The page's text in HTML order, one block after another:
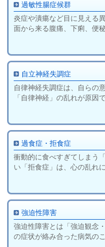
過敏性腸症候群
炎症や潰瘍など目に見える
面から来る腹痛、下痢、便
自立神経失調症
自律神経失調症は、自らの
「自律神経」の乱れが原因
過食症・拒食症
衝動的に食べすぎてしまう
い「拒食症」は、心の乱れ
強迫性障害
強迫性障害とは「強迫観念
の症状が絡み合った病気の